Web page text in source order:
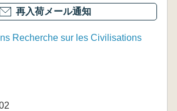
再入荷メール通知
Recherche sur les Civilisations